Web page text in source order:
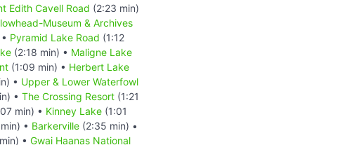
Edith Cavell Road (2:23 min)
Museum & Archives
Pyramid Lake Road (1:12
(2:18 min) • Maligne Lake
(1:09 min) • Herbert Lake
• Upper & Lower Waterfowl
• The Crossing Resort (1:21
min) • Kinney Lake (1:01
• Barkerville (2:35 min) •
• Gwai Haanas National